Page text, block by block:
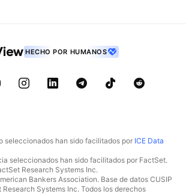
HECHO POR HUMANOS
seleccionados han sido facilitados por ICE Data
seleccionados han sido facilitados por FactSet.
Research Systems Inc.
Bankers Association. Base de datos CUSIP
Systems Inc. Todos los derechos